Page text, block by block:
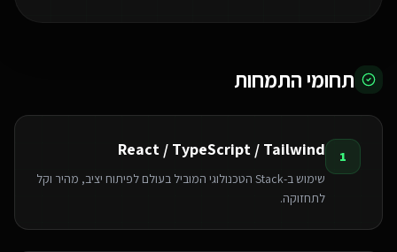
תחומי התמחות
1
React / TypeScript / Tailwind
שימוש ב-Stack הטכנולוגי המוביל בעולם לפיתוח יציב, מהיר וקל
לתחזוקה.